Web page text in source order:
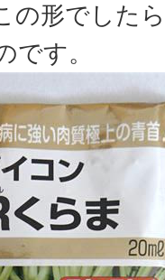
の形でした
です。